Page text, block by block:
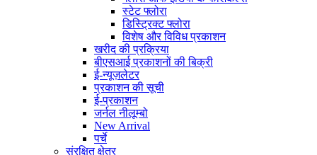
स्टेट फ्लोरा
डिस्ट्रिक्ट फ्लोरा
विशेष और विविध प्रकाशन
खरीद की प्रक्रिया
बीएसआई प्रकाशनों की बिक्री
ई-न्यूज़लेटर
प्रकाशन की सूची
ई-प्रकाशन
जर्नल नीलूम्बो
New Arrival
पर्चे
संरक्षित क्षेत्र